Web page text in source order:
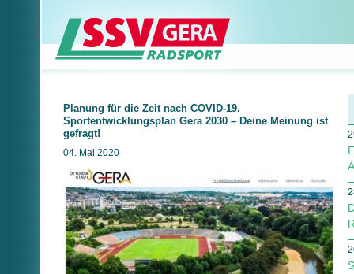
Planung für die Zeit nach COVID-19.
Sportentwicklungsplan Gera 2030 – Deine Meinung ist
gefragt!
04. Mai 2020